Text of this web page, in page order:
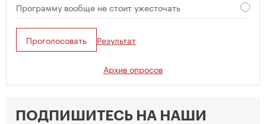
Программу вообще не стоит ужесточать
Проголосовать Результат
Архив опросов
ПОДПИШИТЕСЬ НА НАШИ